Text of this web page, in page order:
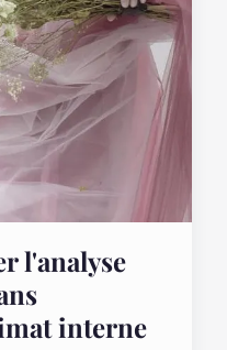
l'analyse
interne